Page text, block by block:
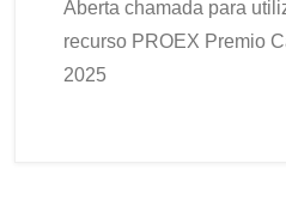
Aberta chamada para
recurso PROEX Premio
2025